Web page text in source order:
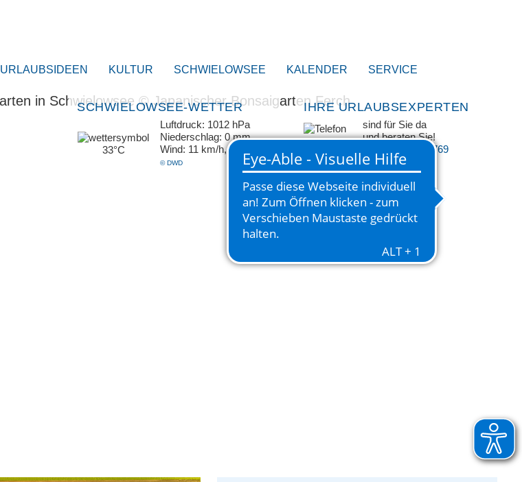
URLAUBSIDEEN KULTUR SCHWIELOWSEE KALENDER SERVICE
SCHWIELOWSEE-WETTER
33°C
Luftdruck: 1012 hPa
Niederschlag: 0 mm
Wind: 11 km/h, SSO
© DWD
IHRE URLAUBSEXPERTEN
sind für Sie da
und beraten Sie!
+49 33209 769 769